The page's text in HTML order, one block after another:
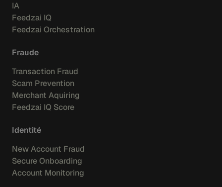
IA
Feedzai IQ
Feedzai Orchestration
Fraude
Transaction Fraud
Scam Prevention
Merchant Aquiring
Feedzai IQ Score
Identité
New Account Fraud
Secure Onboarding
Account Monitoring